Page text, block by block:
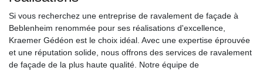
Si vous recherchez une entreprise de ravalement de façade à
Beblenheim renommée pour ses réalisations d'excellence,
Kraemer Gédéon est le choix idéal. Avec une expertise éprouvée
et une réputation solide, nous offrons des services de ravalement
de façade de la plus haute qualité. Notre équipe de